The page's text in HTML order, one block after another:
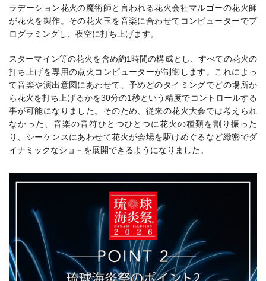
ラデーション花火の魔術師と言われる花火会社マルゴーの花火師
が花火を製作。その花火玉を音楽に合わせて コンピューターでプ
ログラミングし、夜空に打ち上げます。
スターマイン等の花火を含め約1時間の構成とし、すべての花火の
打ち上げを専用の点火コンピューターが制御します。これによっ
て音楽や演出意図にあわせて、予めどのタイミングでどの場所か
ら花火を打ち上げるかを30分の1秒という精度でコントロールする
事が可能になりました。 そのため、従来の花火大会では考えられ
なかった、音楽の音符ひとつひとつに花火の種類を割り振った
り、シーケンスにあわせて花火が会場を駆けめぐるなど緻密でダ
イナミックなショ－を展開できるようになりました。